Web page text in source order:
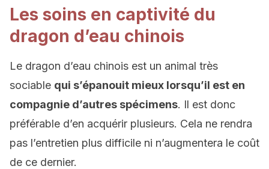
Les soins en captivité du
dragon d’eau chinois
Le dragon d’eau chinois est un animal très
sociable qui s’épanouit mieux lorsqu’il est en
compagnie d’autres spécimens. Il est donc
préférable d’en acquérir plusieurs. Cela ne rendra
pas l’entretien plus difficile ni n’augmentera le coût
de ce dernier.